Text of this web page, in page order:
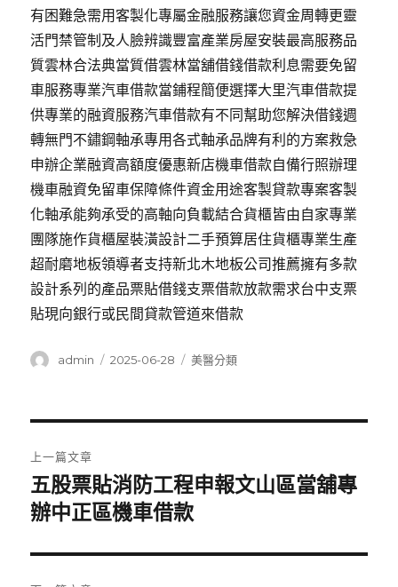
有困難急需用客製化專屬金融服務讓您資金周轉更靈
活門禁管制及人臉辨識豐富產業房屋安裝最高服務品
質雲林合法典當質借雲林當舖借錢借款利息需要免留
車服務專業汽車借款當鋪程簡便選擇大里汽車借款提
供專業的融資服務汽車借款有不同幫助您解決借錢週
轉無門不鏽鋼軸承專用各式軸承品牌有利的方案救急
申辦企業融資高額度優惠新店機車借款自備行照辦理
機車融資免留車保障條件資金用途客製貸款專案客製
化軸承能夠承受的高軸向負載結合貨櫃皆由自家專業
團隊施作貨櫃屋裝潢設計二手預算居住貨櫃專業生產
超耐磨地板領導者支持新北木地板公司推薦擁有多款
設計系列的產品票貼借錢支票借款放款需求台中支票
貼現向銀行或民間貸款管道來借款
作
admin
發
2025-06-28
分
美醫分類
章
導
覽
上一篇文章
上
一
文
章:
五股票貼消防工程申報文山區當舖專
辦中正區機車借款